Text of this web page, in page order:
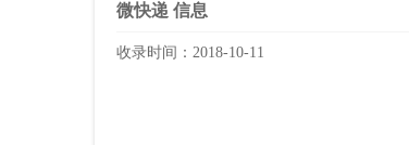
微快递 信息
收录时间： 2018-10-11